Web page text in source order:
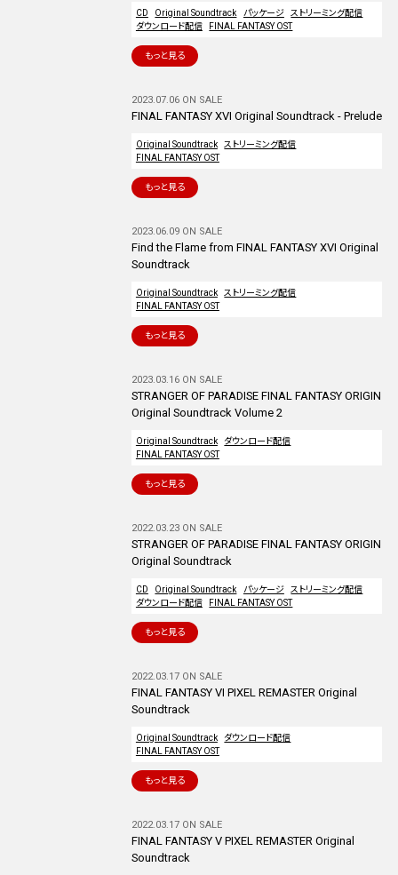
CD Original Soundtrack パッケージ
ストリーミング配信
ダウンロード配信
FINAL FANTASY OST
もっと見る
2023.07.06 ON SALE
FINAL FANTASY XVI Original Soundtrack - Prelude
Original Soundtrack
ストリーミング配信
FINAL FANTASY OST
もっと見る
2023.06.09 ON SALE
Find the Flame from FINAL FANTASY XVI Original
Soundtrack
Original Soundtrack
ストリーミング配信
FINAL FANTASY OST
もっと見る
2023.03.16 ON SALE
STRANGER OF PARADISE FINAL FANTASY ORIGIN
Original Soundtrack Volume 2
Original Soundtrack
ダウンロード配信
FINAL FANTASY OST
もっと見る
2022.03.23 ON SALE
STRANGER OF PARADISE FINAL FANTASY ORIGIN
Original Soundtrack
CD Original Soundtrack パッケージ
ストリーミング配信
ダウンロード配信
FINAL FANTASY OST
もっと見る
2022.03.17 ON SALE
FINAL FANTASY VI PIXEL REMASTER Original
Soundtrack
Original Soundtrack
ダウンロード配信
FINAL FANTASY OST
もっと見る
2022.03.17 ON SALE
FINAL FANTASY V PIXEL REMASTER Original
Soundtrack